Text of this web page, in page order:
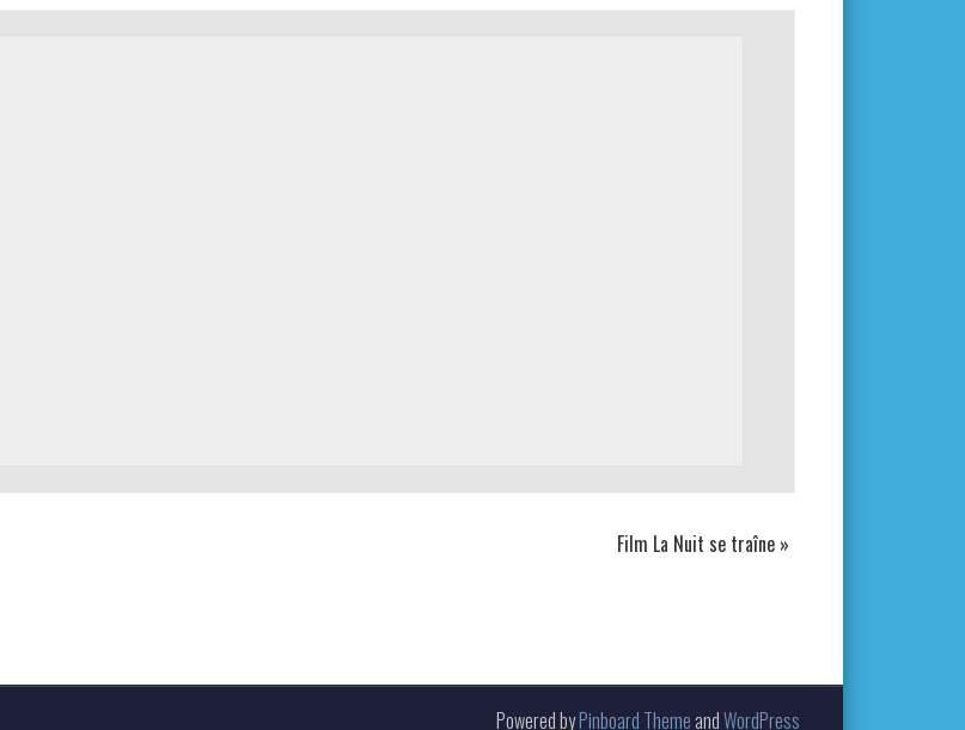
Film La Nuit se traîne »
Powered byPinboard Theme andWordPress